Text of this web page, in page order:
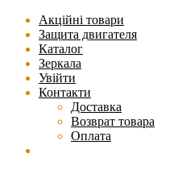
Акційні товари
Защита двигателя
Каталог
Зеркала
Увійти
Контакти
Доставка
Возврат товара
Оплата